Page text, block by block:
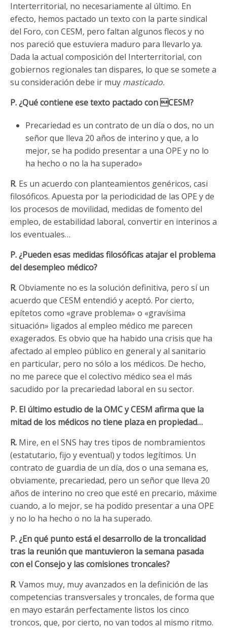
Interterritorial, no necesariamente al último. En
efecto, hemos pactado un texto con la parte sindical
del Foro, con CESM, pero faltan algunos flecos y no
nos pareció que estuviera maduro para llevarlo ya.
Dada la actual composición del Interterritorial, con
gobiernos regionales tan dispares, lo que se somete a
su consideración debe ir muy masticado.
P. ¿Qué contiene ese texto pactado con CESM?
Precariedad es un contrato de un día o dos, no un
señor que lleva 20 años de interino y que, a lo
mejor, se ha podido presentar a una OPE y no lo
ha hecho o no la ha superado»
R. Es un acuerdo con planteamientos genéricos, casi
filosóficos. Apuesta por la periodicidad de las OPE y de
los procesos de movilidad, medidas de fomento del
empleo, de estabilidad laboral, convertir en interinos a
los eventuales…
P. ¿Pueden esas medidas filosóficas atajar el problema
del desempleo médico?
R. Obviamente no es la solución definitiva, pero sí un
acuerdo que CESM entendió y aceptó. Por cierto,
epítetos como «grave problema» o «gravísima
situación» ligados al empleo médico me parecen
exagerados. Es obvio que ha habido una crisis que ha
afectado al empleo público en general y al sanitario
en particular, pero no sólo a los médicos. De hecho,
no me parece que el colectivo médico sea el más
sacudido por la precariedad laboral en su sector.
P. El último estudio de la OMC y CESM afirma que la
mitad de los médicos no tiene plaza en propiedad…
R. Mire, en el SNS hay tres tipos de nombramientos
(estatutario, fijo y eventual) y todos legítimos. Un
contrato de guardia de un día, dos o una semana es,
obviamente, precariedad, pero un señor que lleva 20
años de interino no creo que esté en precario, máxime
cuando, a lo mejor, se ha podido presentar a una OPE
y no lo ha hecho o no la ha superado.
P. ¿En qué punto está el desarrollo de la troncalidad
tras la reunión que mantuvieron la semana pasada
con el Consejo y las comisiones troncales?
R. Vamos muy, muy avanzados en la definición de las
competencias transversales y troncales, de forma que
en mayo estarán perfectamente listos los cinco
troncos, que, por cierto, no van todos al mismo ritmo.